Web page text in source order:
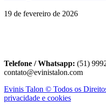
19 de fevereiro de 2026
Telefone / Whatsapp: (51)
contato@evinistalon.com
Evinis Talon © Todos os
privacidade e cookies